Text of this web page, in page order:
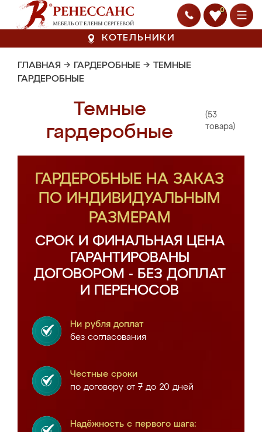
0
КОТЕЛЬНИКИ
ГЛАВНАЯ → ГАРДЕРОБНЫЕ → ТЕМНЫЕ
ГАРДЕРОБНЫЕ
Темные
гардеробные
(53
товара)
ГАРДЕРОБНЫЕ НА ЗАКАЗ
ПО ИНДИВИДУАЛЬНЫМ
РАЗМЕРАМ
СРОК И ФИНАЛЬНАЯ ЦЕНА
ГАРАНТИРОВАНЫ
ДОГОВОРОМ - БЕЗ ДОПЛАТ
И ПЕРЕНОСОВ
Ни рубля доплат
без согласования
Честные сроки
по договору от 7 до 20 дней
Надёжность с первого шага: